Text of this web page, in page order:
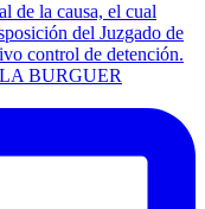
BURGUER